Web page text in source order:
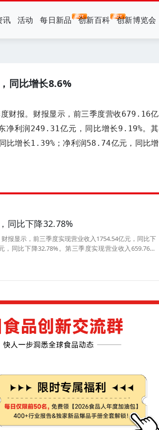
讯 活动 每日新品 创新百科 创新博览会
同比增长8.6%
财报。财报显示，前三季度营收679.16亿
净利润249.31亿元，同比增长9.19%。其
比增长1.39%；净利润58.74亿元，同比增
同比下降32.78%
报显示，前三季度实现营业收入1754.54亿元，同比下
同比下降32.78%。第三季度实现营业收入659.76亿
亿元，同比下降71.25%。（来源：36氪）